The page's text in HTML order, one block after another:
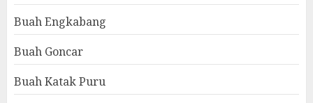
Buah Engkabang
Buah Goncar
Buah Katak Puru